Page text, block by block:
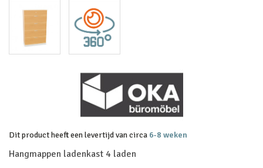
Dit product heeft een levertijd van circa 6-8 weken
Hangmappen ladenkast 4 laden